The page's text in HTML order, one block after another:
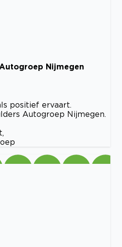
Nijmegen
positief ervaart.
Autogroep Nijmegen.